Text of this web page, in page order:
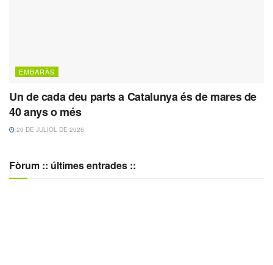
EMBARÀS
Un de cada deu parts a Catalunya és de mares de
40 anys o més
20 DE JULIOL DE 2026
Fòrum :: últimes entrades ::